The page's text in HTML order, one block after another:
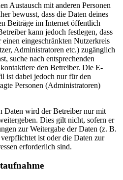
Austausch mit anderen Personen
bewusst, dass die Daten deines
Beiträge im Internet öffentlich
kann jedoch festlegen, dass
eingeschränkten Nutzerkreis
Administratoren etc.) zugänglich
suche nach entsprechenden
den Betreiber. Die E-
ist dabei jedoch nur für den
Personen (Administratoren)
Daten wird der Betreiber nur mit
Dies gilt nicht, sofern er
zur Weitergabe der Daten (z. B.
ist oder die Daten zur
erforderlich sind.